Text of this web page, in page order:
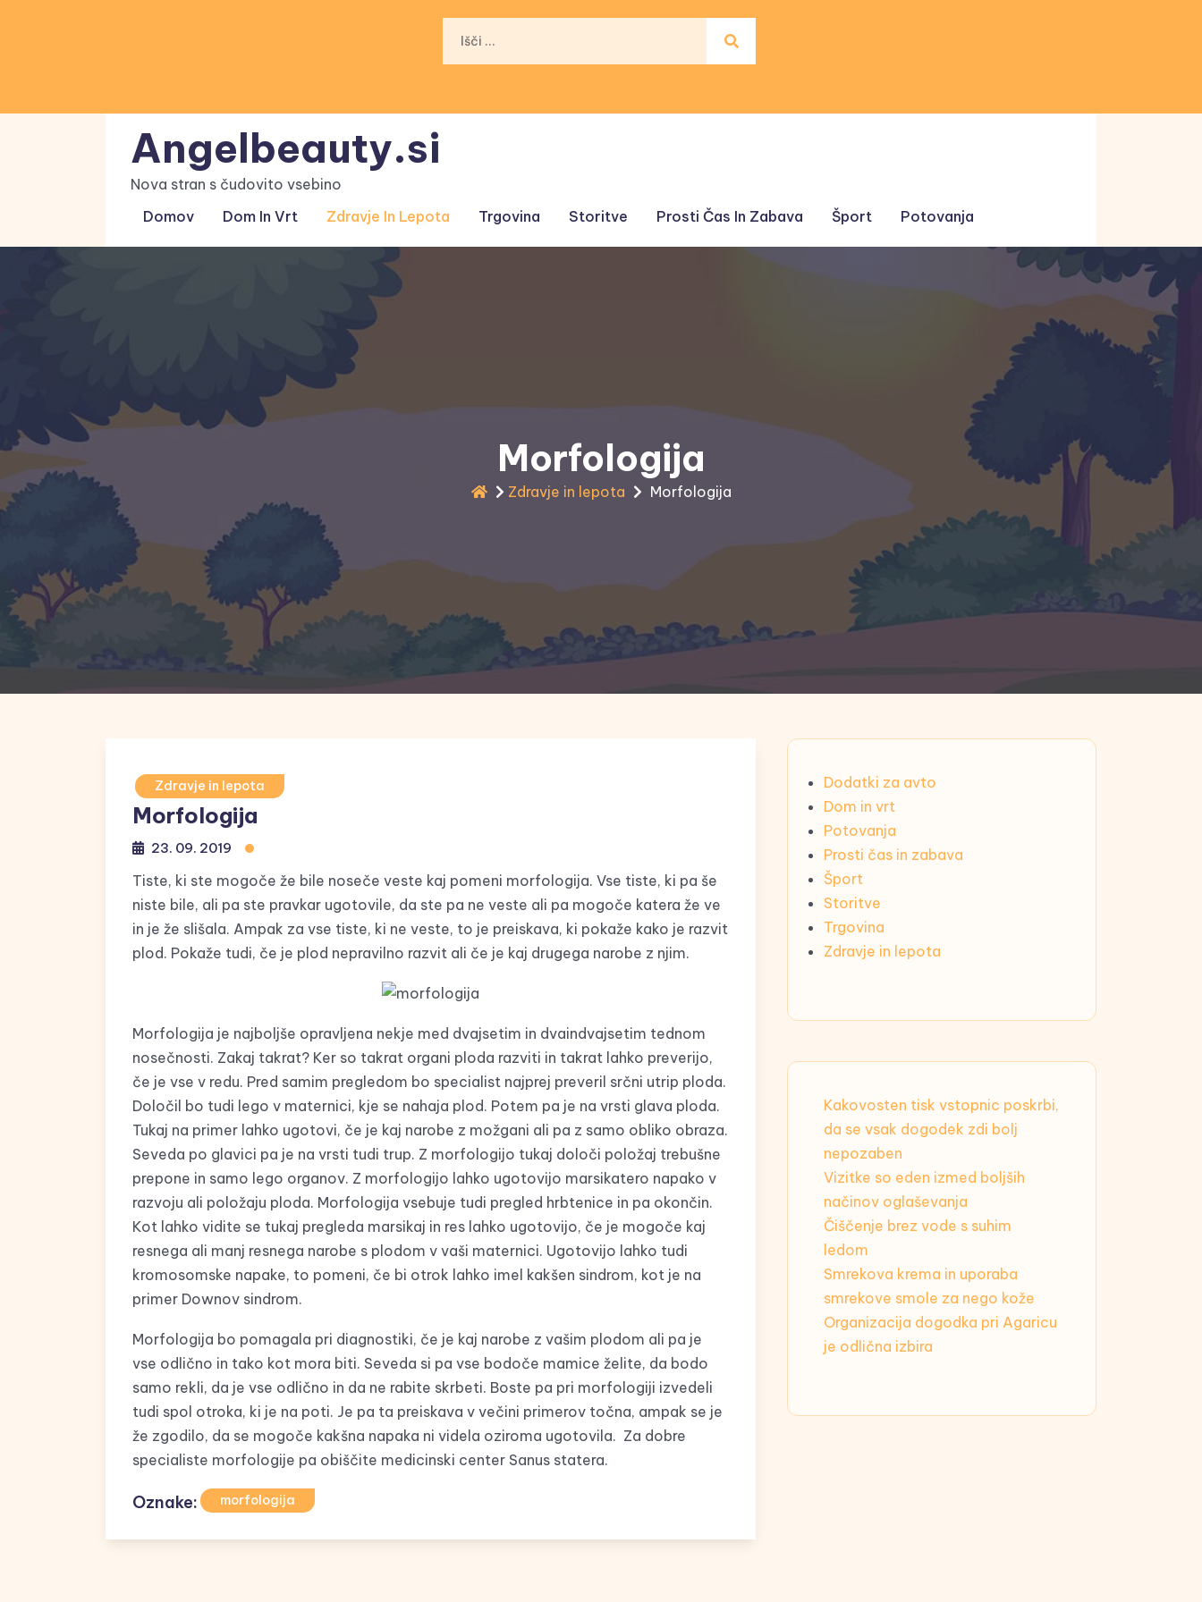
Angelbeauty.si
Nova stran s čudovito vsebino
Domov
Dom In Vrt Zdravje In Lepota Trgovina Storitve Prosti Čas In Zabava Šport Potovanja
Morfologija
Zdravje in lepota Morfologija
Zdravje in lepota
Morfologija
23. 09. 2019
Tiste, ki ste mogoče že bile noseče veste kaj pomeni morfologija. Vse tiste, ki pa še
niste bile, ali pa ste pravkar ugotovile, da ste pa ne veste ali pa mogoče katera že ve
in je že slišala. Ampak za vse tiste, ki ne veste, to je preiskava, ki pokaže kako je razvit
plod. Pokaže tudi, če je plod nepravilno razvit ali če je kaj drugega narobe z njim.
Morfologija je najboljše opravljena nekje med dvajsetim in dvaindvajsetim tednom
nosečnosti. Zakaj takrat? Ker so takrat organi ploda razviti in takrat lahko preverijo,
če je vse v redu. Pred samim pregledom bo specialist najprej preveril srčni utrip ploda.
Določil bo tudi lego v maternici, kje se nahaja plod. Potem pa je na vrsti glava ploda.
Tukaj na primer lahko ugotovi, če je kaj narobe z možgani ali pa z samo obliko obraza.
Seveda po glavici pa je na vrsti tudi trup. Z morfologijo tukaj določi položaj trebušne
prepone in samo lego organov. Z morfologijo lahko ugotovijo marsikatero napako v
razvoju ali položaju ploda. Morfologija vsebuje tudi pregled hrbtenice in pa okončin.
Kot lahko vidite se tukaj pregleda marsikaj in res lahko ugotovijo, če je mogoče kaj
resnega ali manj resnega narobe s plodom v vaši maternici. Ugotovijo lahko tudi
kromosomske napake, to pomeni, če bi otrok lahko imel kakšen sindrom, kot je na
primer Downov sindrom.
Morfologija bo pomagala pri diagnostiki, če je kaj narobe z vašim plodom ali pa je
vse odlično in tako kot mora biti. Seveda si pa vse bodoče mamice želite, da bodo
samo rekli, da je vse odlično in da ne rabite skrbeti. Boste pa pri morfologiji izvedeli
tudi spol otroka, ki je na poti. Je pa ta preiskava v večini primerov točna, ampak se je
že zgodilo, da se mogoče kakšna napaka ni videla oziroma ugotovila. Za dobre
specialiste morfologije pa obiščite medicinski center Sanus statera.
Oznake: morfologija
Dodatki za avto
Dom in vrt
Potovanja
Prosti čas in zabava
Šport
Storitve
Trgovina
Zdravje in lepota
Kakovosten tisk vstopnic poskrbi,
da se vsak dogodek zdi bolj
nepozaben
Vizitke so eden izmed boljših
načinov oglaševanja
Čiščenje brez vode s suhim
ledom
Smrekova krema in uporaba
smrekove smole za nego kože
Organizacija dogodka pri Agaricu
je odlična izbira